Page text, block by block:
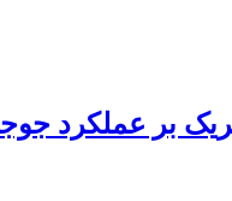
بر عملکرد